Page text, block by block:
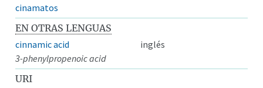
cinamatos
EN OTRAS LENGUAS
cinnamic acid
inglés
3-phenylpropenoic acid
URI